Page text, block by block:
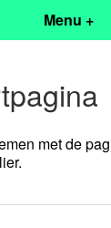
Menu +
met de